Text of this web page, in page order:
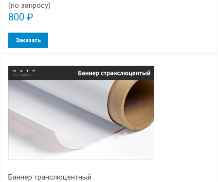
(по запросу)
800 ₽
Заказать
Баннер транслюцентный